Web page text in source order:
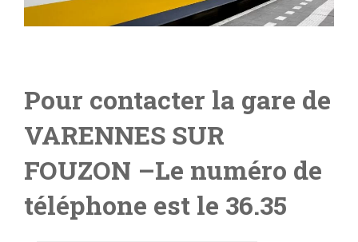
Pour contacter la gare de
VARENNES SUR
FOUZON –Le numéro de
téléphone est le 36.35